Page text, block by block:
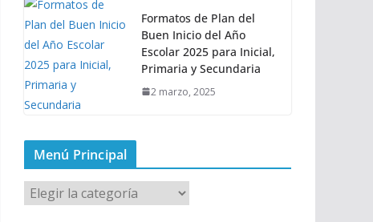
Formatos de Plan del
Buen Inicio del Año
Escolar 2025 para Inicial,
Primaria y Secundaria
2 marzo, 2025
Menú Principal
M
e